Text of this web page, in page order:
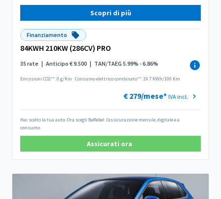
Scopri di più
Finanziamento
84KWH 210KW (286CV) PRO
35 rate | Anticipo € 9.500 | TAN/TAEG 5.99% - 6.86%
Emissioni CO2**: 0 g/Km ·Consumo elettrico combinato**: 19.7 KWh/100 Km
€ 279/mese* IVA incl.
Hai scelto la tua auto. Ora scegli BeRebel: l’assicurazione mensile, digitale e a
consumo.
Assicurati ora